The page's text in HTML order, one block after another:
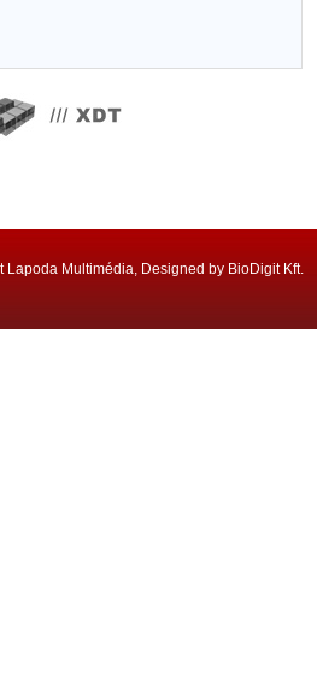
Multimédia, Designed by BioDigit Kft.